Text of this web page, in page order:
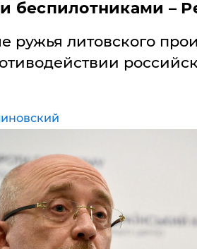
беспилотниками –
ружья литовского